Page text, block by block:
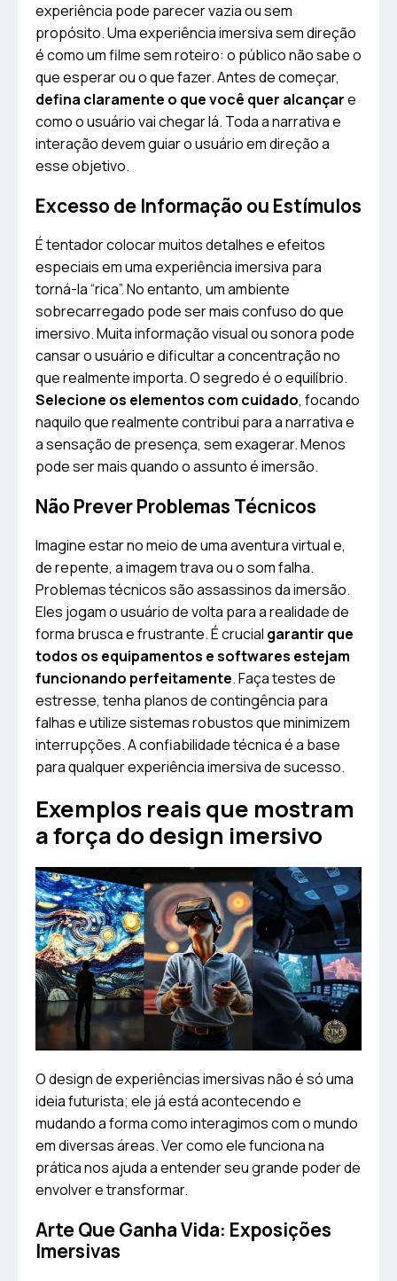
experiência pode parecer vazia ou sem
propósito. Uma experiência imersiva sem direção
é como um filme sem roteiro: o público não sabe o
que esperar ou o que fazer. Antes de começar,
defina claramente o que você quer alcançare
como o usuário vai chegar lá. Toda a narrativa e
interação devem guiar o usuário em direção a
esse objetivo.
Excesso de Informação ou Estímulos
É tentador colocar muitos detalhes e efeitos
especiais em uma experiência imersiva para
torná-la “rica”. No entanto, um ambiente
sobrecarregado pode ser mais confuso do que
imersivo. Muita informação visual ou sonora pode
cansar o usuário e dificultar a concentração no
que realmente importa. O segredo é o equilíbrio.
Selecione os elementos com cuidado, focando
naquilo que realmente contribui para a narrativa e
a sensação de presença, sem exagerar. Menos
pode ser mais quando o assunto é imersão.
Não Prever Problemas Técnicos
Imagine estar no meio de uma aventura virtual e,
de repente, a imagem trava ou o som falha.
Problemas técnicos são assassinos da imersão.
Eles jogam o usuário de volta para a realidade de
forma brusca e frustrante. É crucial garantir que
todos os equipamentos e softwares estejam
funcionando perfeitamente. Faça testes de
estresse, tenha planos de contingência para
falhas e utilize sistemas robustos que minimizem
interrupções. A confiabilidade técnica é a base
para qualquer experiência imersiva de sucesso.
Exemplos reais que mostram
a força do design imersivo
O design de experiências imersivas não é só uma
ideia futurista; ele já está acontecendo e
mudando a forma como interagimos com o mundo
em diversas áreas. Ver como ele funciona na
prática nos ajuda a entender seu grande poder de
envolver e transformar.
Arte Que Ganha Vida: Exposições
Imersivas